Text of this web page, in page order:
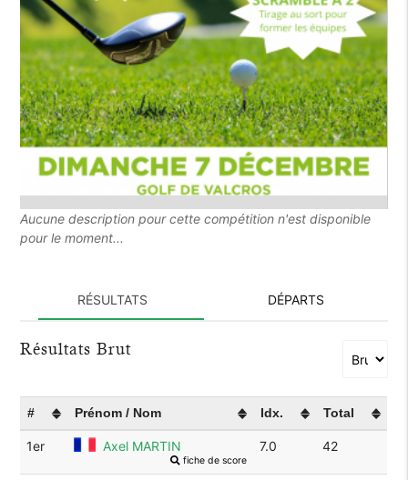
Aucune description pour cette compétition n'est disponible
pour le moment...
RÉSULTATS DÉPARTS
Résultats Brut
# Prénom / Nom Idx. Total
1er Axel MARTIN
fiche de score
7.0 42